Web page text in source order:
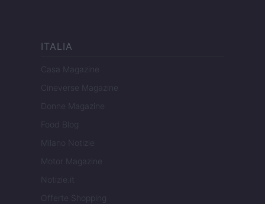
ITALIA
Casa Magazine
Cineverse Magazine
Donne Magazine
Food Blog
Milano Notizie
Motor Magazine
Notizie.it
Offerte Shopping